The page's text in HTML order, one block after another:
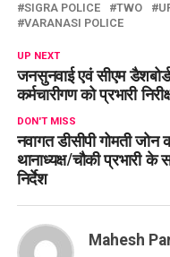
SIGRA POLICE
TWO
VARANASI POLICE
UP NEXT
जनसुनवाई एवं सीएम
कर्मचारीगण को प्रभारी
DON'T MISS
नवागत डीसीपी गोमती जोन
थानाध्यक्ष/चौकी प्रभारी
निर्देश
Mahesh